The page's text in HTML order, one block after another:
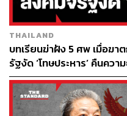
THAILAND
บทเรียนฆ่าฝัง 5 ศพ เมื่อฆา
รัฐงัด ‘โทษประหาร’ คืนคว